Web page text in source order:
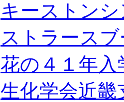
キーストン
ストラース
花の４１年
生化学会近